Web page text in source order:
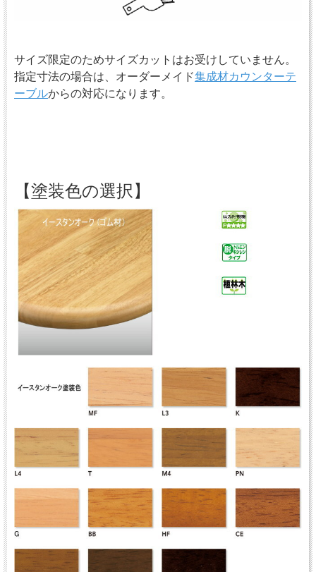
サイズ限定のためサイズカットはお受けしていません。
指定寸法の場合は、オーダーメイド集成材カウンターテ
ーブルからの対応になります。
【塗装色の選択】